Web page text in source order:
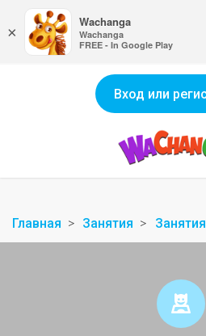
Вход или
Главная Занятия
×
Wachanga
Wachanga
FREE - In Google Play